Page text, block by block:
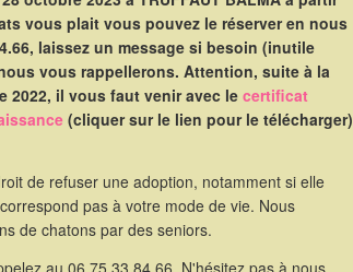
vous plait vous pouvez le réserver en nous
laissez un message si besoin (inutile
vous rappellerons. Attention, suite à la
2022, il vous faut venir avec le certificat
(cliquer sur le lien pour le télécharger)
de refuser une adoption, notamment si elle
pas à votre mode de vie. Nous
de chatons par des seniors.
au 06.75.33.84.66. N'hésitez pas à nous